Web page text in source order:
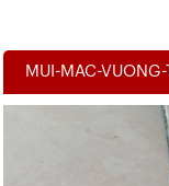
MUI-MAC-